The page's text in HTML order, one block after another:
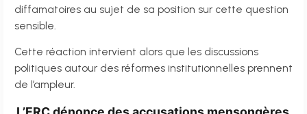
diffamatoires au sujet de sa position sur cette question
sensible.
Cette réaction intervient alors que les discussions
politiques autour des réformes institutionnelles prennent
de l’ampleur.